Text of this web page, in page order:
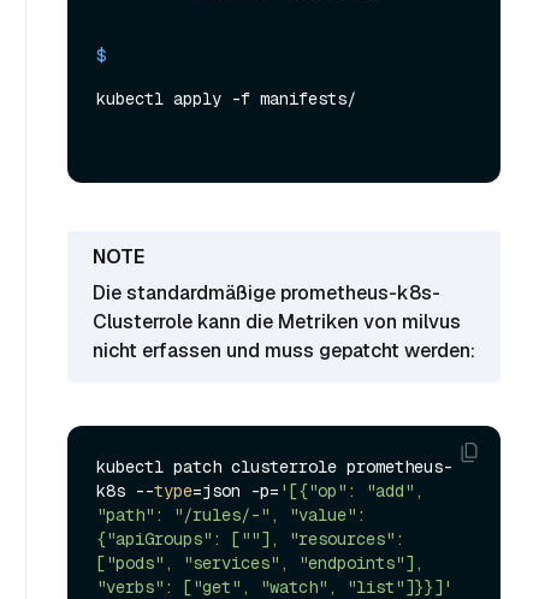
$
kubectl apply -f manifests/
Die standardmäßige prometheus-k8s-
Clusterrole kann die Metriken von milvus
nicht erfassen und muss gepatcht werden:
kubectl patch clusterrole prometheus-
k8s --type=json -p= '[{"op": "add",
"path": "/rules/-", "value":
{"apiGroups": [""], "resources":
["pods", "services", "endpoints"],
"verbs": ["get", "watch", "list"]}}]'